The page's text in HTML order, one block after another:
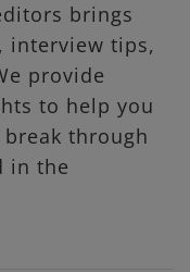
brings
interview tips,
provide
to help you
through
in the